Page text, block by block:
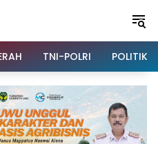
TNI-POLRI POLITIK